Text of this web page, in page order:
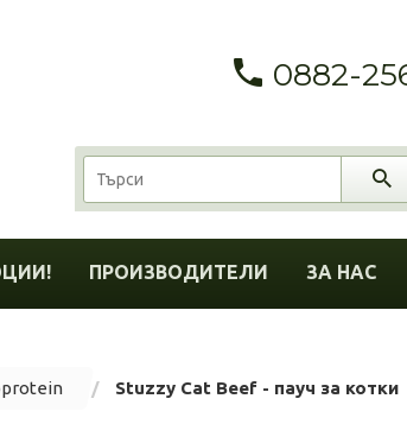
0882-
ПРОИЗВОДИТЕЛИ ЗА НАС
Stuzzy Cat Beef - пауч за котки